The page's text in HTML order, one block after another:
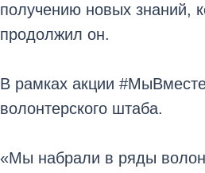
получению новых знаний,
продолжил он.
В рамках акции
волонтерского штаба.
«Мы набрали в ряды